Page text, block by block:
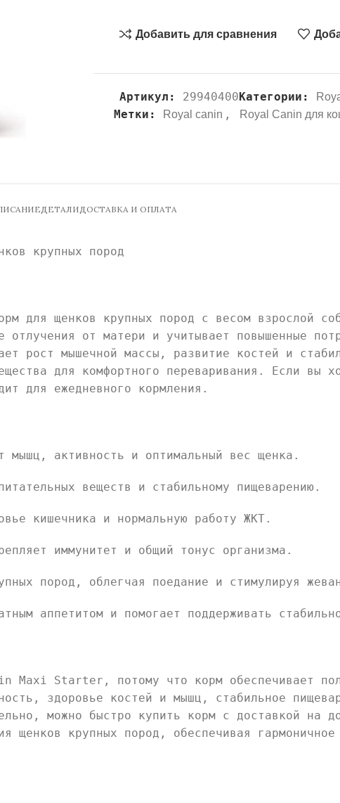
Добавить для сравнения
Артикул: 29940400Категории:
Метки: Royal canin , Royal Canin для
ДЕТАЛИ ДОСТАВКА И ОПЛАТА
крупных пород
для щенков крупных пород с весом взрослой
отлучения от матери и учитывает повышенные
рост мышечной массы, развитие костей и
для комфортного переваривания. Если вы
для ежедневного кормления.
мышц, активность и оптимальный вес щенка.
веществ и стабильному пищеварению.
кишечника и нормальную работу ЖКТ.
иммунитет и общий тонус организма.
пород, облегчая поедание и стимулируя
аппетитом и помогает поддерживать
Maxi Starter, потому что корм обеспечивает
здоровье костей и мышц, стабильное
можно быстро купить корм с доставкой на
щенков крупных пород, обеспечивая